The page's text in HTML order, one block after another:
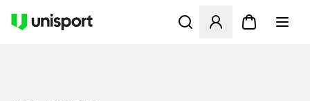
Åbner en Modal til at